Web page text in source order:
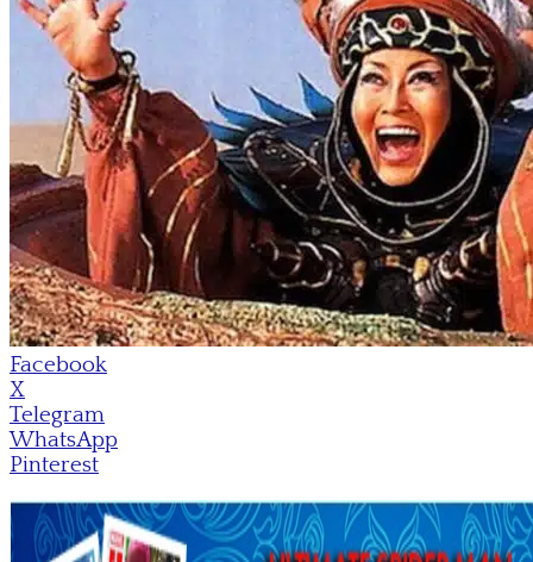
Facebook
X
Telegram
WhatsApp
Pinterest